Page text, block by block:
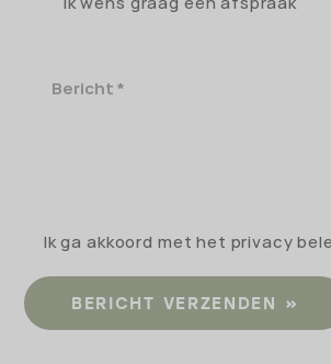
Bericht
Ik ga akkoord met het privacy
BERICHT VERZENDEN